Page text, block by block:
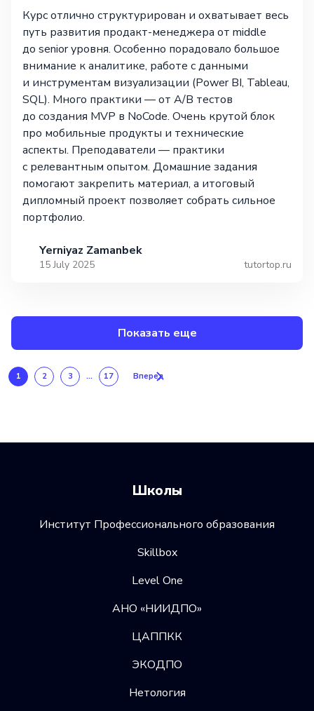
Курс отлично структурирован и охватывает весь
путь развития продакт-менеджера от middle
до senior уровня. Особенно порадовало большое
внимание к аналитике, работе с данными
и инструментам визуализации (Power BI, Tableau,
SQL). Много практики — от A/B тестов
до создания MVP в NoCode. Очень крутой блок
про мобильные продукты и технические
аспекты. Преподаватели — практики
с релевантным опытом. Домашние задания
помогают закрепить материал, а итоговый
дипломный проект позволяет собрать сильное
портфолио.
Yerniyaz Zamanbek
15 July 2025 tutortop.ru
Показать еще
1 2 3 ... 17 Вперед
Школы
Институт Профессионального образования
Skillbox
Level One
АНО «НИИДПО»
ЦАППКК
ЭКОДПО
Нетология